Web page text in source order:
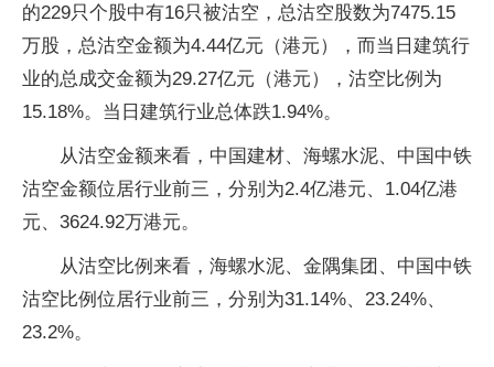
的229只个股中有16只被沽空，总沽空股数为7475.15
万股，总沽空金额为4.44亿元（港元），而当日建筑行
业的总成交金额为29.27亿元（港元），沽空比例为
15.18%。当日建筑行业总体跌1.94%。
从沽空金额来看，中国建材、海螺水泥、中国中铁
沽空金额位居行业前三，分别为2.4亿港元、1.04亿港
元、3624.92万港元。
从沽空比例来看，海螺水泥、金隅集团、中国中铁
沽空比例位居行业前三，分别为31.14%、23.24%、
23.2%。